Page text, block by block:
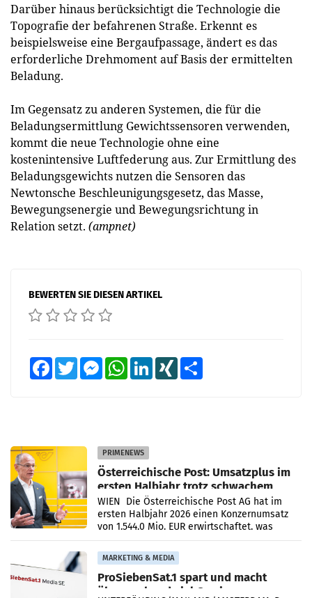
Darüber hinaus berücksichtigt die Technologie die
Topografie der befahrenen Straße. Erkennt es
beispielsweise eine Bergaufpassage, ändert es das
erforderliche Drehmoment auf Basis der ermittelten
Beladung.
Im Gegensatz zu anderen Systemen, die für die
Beladungsermittlung Gewichtssensoren verwenden,
kommt die neue Technologie ohne eine
kostenintensive Luftfederung aus. Zur Ermittlung des
Beladungsgewichts nutzen die Sensoren das
Newtonsche Beschleunigungsgesetz, das Masse,
Bewegungsenergie und Bewegungsrichtung in
Relation setzt. (ampnet)
BEWERTEN SIE DIESEN ARTIKEL
FacebookTwitter MessengerWhatsAppLinkedInXING
PRIMENEWS
Österreichische Post: Umsatzplus im
ersten Halbjahr trotz schwachem
Briefgeschäft
WIEN Die Österreichische Post AG hat im
ersten Halbjahr 2026 einen Konzernumsatz
von 1.544,0 Mio. EUR erwirtschaftet, was
einem Plus von 3,8 Prozent gegenüber dem
Vergleichszeitraum
MARKETING & MEDIA
ProSiebenSat.1 spart und macht
überraschend viel Gewinn